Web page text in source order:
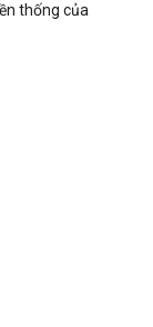
thống của